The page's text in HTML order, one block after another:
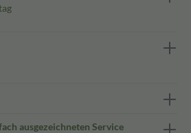
ausgezeichneten Service